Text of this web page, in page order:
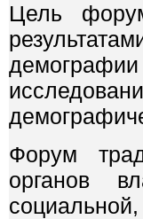
Цель
Форум
органов